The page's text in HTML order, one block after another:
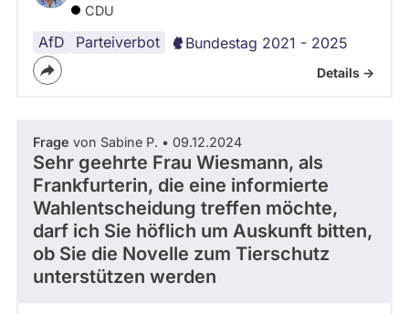
CDU
AfD Parteiverbot Bundestag 2021 - 2025
Details ->
Frage von Sabine P. • 09.12.2024
Sehr geehrte Frau Wiesmann, als
Frankfurterin, die eine informierte
Wahlentscheidung treffen möchte,
darf ich Sie höflich um Auskunft bitten,
ob Sie die Novelle zum Tierschutz
unterstützen werden